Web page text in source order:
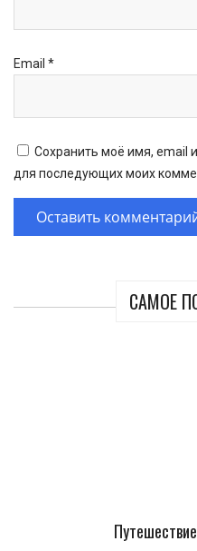
САМОЕ
Email *
Сохранить моё имя, email
для последующих моих